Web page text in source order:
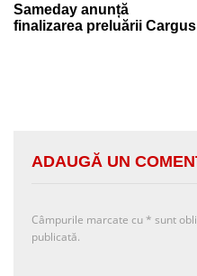
Sameday anunță
finalizarea preluării Cargus
ADAUGĂ UN
Câmpurile marcate cu * sunt
publicată.